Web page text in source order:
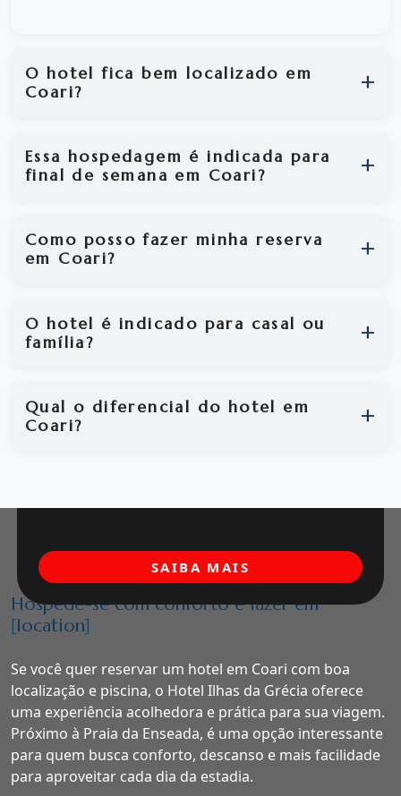
O hotel fica bem localizado em
Coari?
Essa hospedagem é indicada para
final de semana em Coari?
Como posso fazer minha reserva
em Coari?
O hotel é indicado para casal ou
família?
Qual o diferencial do hotel em
Coari?
Hospede-se com conforto e lazer em
[location]
Se você quer reservar um hotel em Coari com boa
localização e piscina, o Hotel Ilhas da Grécia oferece
uma experiência acolhedora e prática para sua viagem.
Próximo à Praia da Enseada, é uma opção interessante
para quem busca conforto, descanso e mais facilidade
para aproveitar cada dia da estadia.
SAIBA MAIS